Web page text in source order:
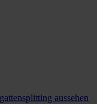
aussehen